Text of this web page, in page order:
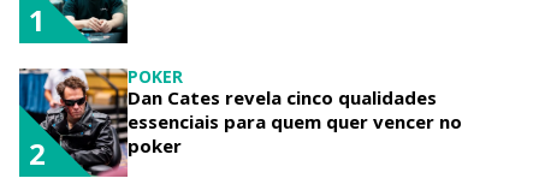
1
POKER
Dan Cates revela cinco qualidades
essenciais para quem quer vencer no
poker
2